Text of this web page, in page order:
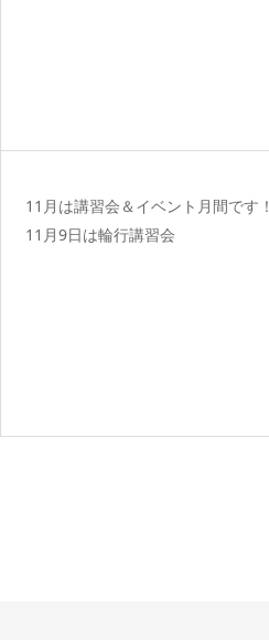
11月は講習会＆イベント月間です！
11月9日は輪行講習会